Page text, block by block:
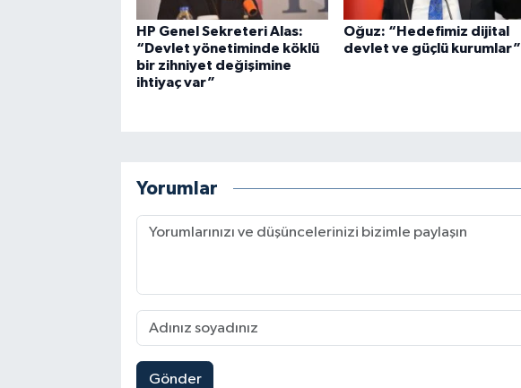
HP Genel Sekreteri Alas:
“Devlet yönetiminde köklü
bir zihniyet değişimine
ihtiyaç var”
Oğuz: “Hedefimiz dijital
devlet ve güçlü kurumlar”
Yorumlar
Gönder